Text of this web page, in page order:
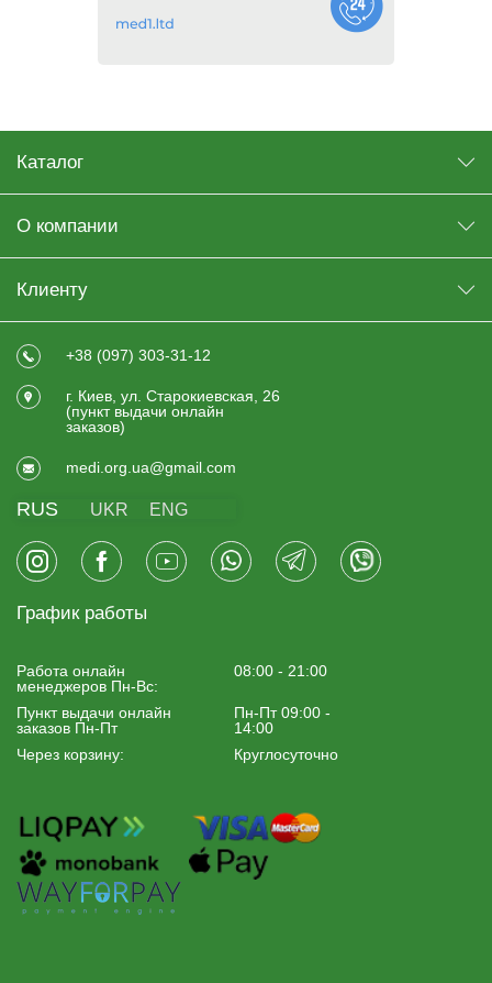
Каталог
О компании
Клиенту
+38 (097) 303-31-12
г. Киев, ул. Старокиевская, 26
(пункт выдачи онлайн
заказов)
medi.org.ua@gmail.com
RUS UKR ENG
График работы
Работа онлайн
менеджеров Пн-Вс:
08:00 - 21:00
Пункт выдачи онлайн
заказов Пн-Пт
Пн-Пт 09:00 -
14:00
Через корзину:
Круглосуточно